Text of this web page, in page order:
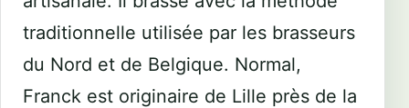
traditionnelle utilisée par les brasseurs
du Nord et de Belgique. Normal,
Franck est originaire de Lille près de la